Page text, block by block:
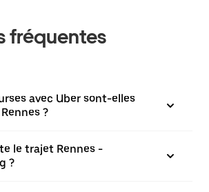
fréquentes
avec Uber sont-elles
?
le trajet Rennes -
?